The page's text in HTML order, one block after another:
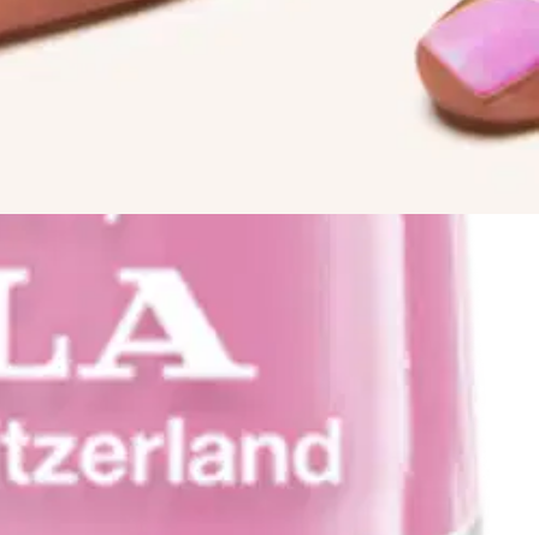
10 lakkausta. Tarjolla on valtava määrä sävyjä helmiäisistä
toinen toistaan herkullisempia kausisävyjä ilahduttamaan eri